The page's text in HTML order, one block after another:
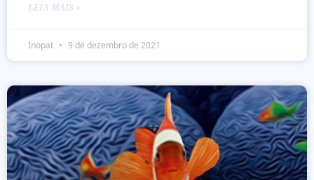
LEIA MAIS »
Inopat 9 de dezembro de 2021